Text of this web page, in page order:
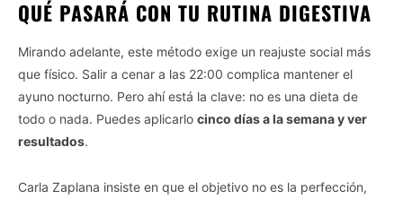
QUÉ PASARÁ CON TU RUTINA DIGESTIVA
Mirando adelante, este método exige un reajuste social más
que físico. Salir a cenar a las 22:00 complica mantener el
ayuno nocturno. Pero ahí está la clave: no es una dieta de
todo o nada. Puedes aplicarlo cinco días a la semana y ver
resultados.
Carla Zaplana insiste en que el objetivo no es la perfección,